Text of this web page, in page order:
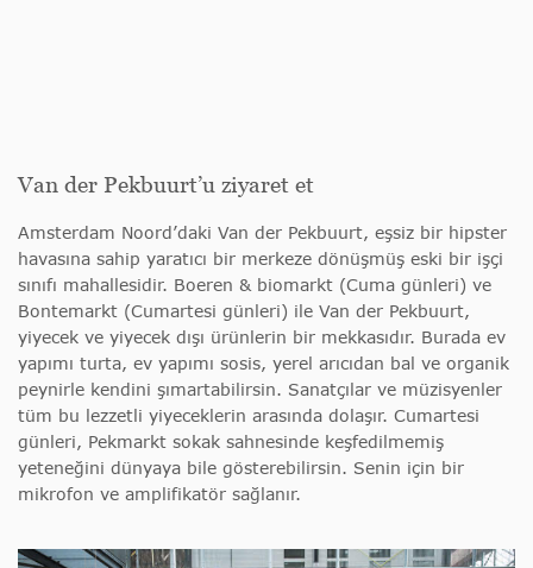
Van der Pekbuurt’u ziyaret et
Amsterdam Noord’daki Van der Pekbuurt, eşsiz bir hipster
havasına sahip yaratıcı bir merkeze dönüşmüş eski bir işçi
sınıfı mahallesidir. Boeren & biomarkt (Cuma günleri) ve
Bontemarkt (Cumartesi günleri) ile Van der Pekbuurt,
yiyecek ve yiyecek dışı ürünlerin bir mekkasıdır. Burada ev
yapımı turta, ev yapımı sosis, yerel arıcıdan bal ve organik
peynirle kendini şımartabilirsin. Sanatçılar ve müzisyenler
tüm bu lezzetli yiyeceklerin arasında dolaşır. Cumartesi
günleri, Pekmarkt sokak sahnesinde keşfedilmemiş
yeteneğini dünyaya bile gösterebilirsin. Senin için bir
mikrofon ve amplifikatör sağlanır.